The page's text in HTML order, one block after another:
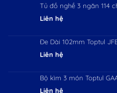
Tủ đồ nghề 3 ngăn 114
Liên hệ
Đe Dài 102mm Toptul
Liên hệ
Bộ kìm 3 món Toptul
Liên hệ